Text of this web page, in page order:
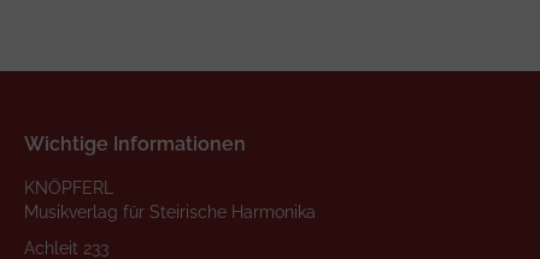
Wichtige Informationen
KNÖPFERL
Musikverlag für Steirische Harmonika
Achleit 233